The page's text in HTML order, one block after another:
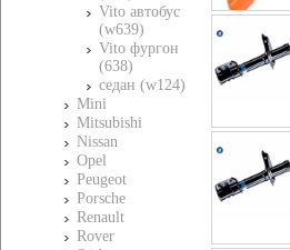
Vito автобус
(w639)
Vito фургон
(638)
седан (w124)
Mini
Mitsubishi
Nissan
Opel
Peugeot
Porsche
Renault
Rover